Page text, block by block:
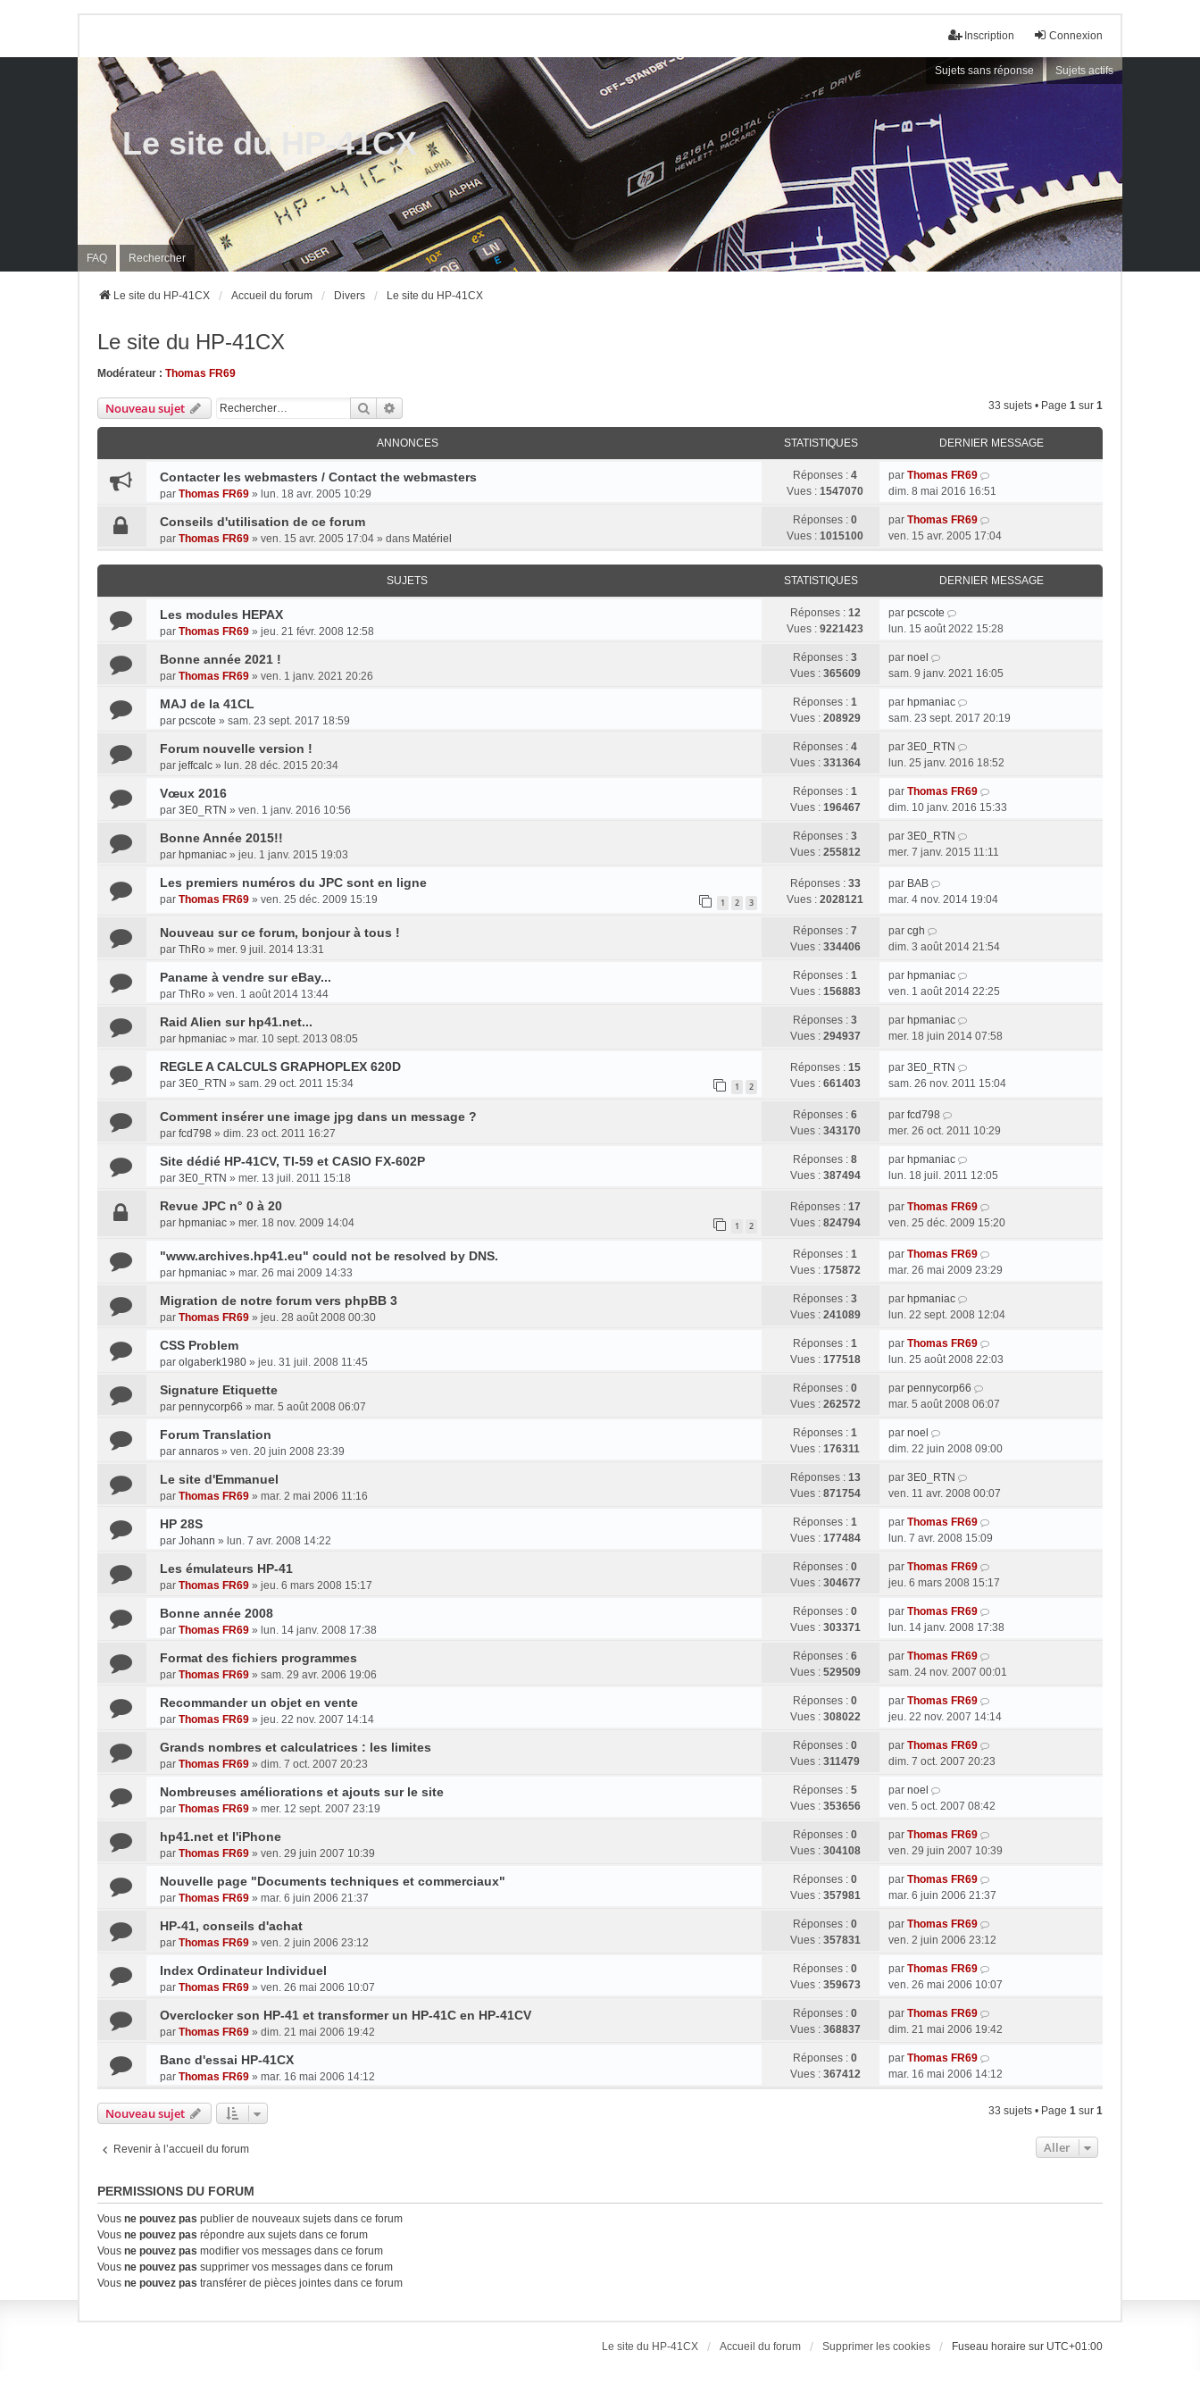
Connexion
Inscription
Sujets sans réponse Sujets actifs
FAQ Rechercher
Le site du HP-41CX
Le site du HP-41CX Accueil du forum Divers Le site du HP-41CX
Le site du HP-41CX
Modérateur : Thomas FR69
Nouveau sujet Rechercher 33 sujets • Page 1 sur 1
ANNONCES STATISTIQUES DERNIER MESSAGE
Contacter les webmasters / Contact the webmasters
par Thomas FR69 » lun. 18 avr. 2005 10:29
Réponses : 4
Vues : 1547070
par Thomas FR69
dim. 8 mai 2016 16:51
Conseils d'utilisation de ce forum
par Thomas FR69 » ven. 15 avr. 2005 17:04 » dans Matériel
Réponses : 0
Vues : 1015100
par Thomas FR69
ven. 15 avr. 2005 17:04
SUJETS STATISTIQUES DERNIER MESSAGE
Les modules HEPAX
par Thomas FR69 » jeu. 21 févr. 2008 12:58
Réponses : 12
Vues : 9221423
par pcscote
lun. 15 août 2022 15:28
Bonne année 2021 !
par Thomas FR69 » ven. 1 janv. 2021 20:26
Réponses : 3
Vues : 365609
par noel
sam. 9 janv. 2021 16:05
MAJ de la 41CL
par pcscote » sam. 23 sept. 2017 18:59
Réponses : 1
Vues : 208929
par hpmaniac
sam. 23 sept. 2017 20:19
Forum nouvelle version !
par jeffcalc » lun. 28 déc. 2015 20:34
Réponses : 4
Vues : 331364
par 3E0_RTN
lun. 25 janv. 2016 18:52
Vœux 2016
par 3E0_RTN » ven. 1 janv. 2016 10:56
Réponses : 1
Vues : 196467
par Thomas FR69
dim. 10 janv. 2016 15:33
Bonne Année 2015!!
par hpmaniac » jeu. 1 janv. 2015 19:03
Réponses : 3
Vues : 255812
par 3E0_RTN
mer. 7 janv. 2015 11:11
Les premiers numéros du JPC sont en ligne
par Thomas FR69 » ven. 25 déc. 2009 15:19 1 2 3
Réponses : 33
Vues : 2028121
par BAB
mar. 4 nov. 2014 19:04
Nouveau sur ce forum, bonjour à tous !
par ThRo » mer. 9 juil. 2014 13:31
Réponses : 7
Vues : 334406
par cgh
dim. 3 août 2014 21:54
Paname à vendre sur eBay...
par ThRo » ven. 1 août 2014 13:44
Réponses : 1
Vues : 156883
par hpmaniac
ven. 1 août 2014 22:25
Raid Alien sur hp41.net...
par hpmaniac » mar. 10 sept. 2013 08:05
Réponses : 3
Vues : 294937
par hpmaniac
mer. 18 juin 2014 07:58
REGLE A CALCULS GRAPHOPLEX 620D
par 3E0_RTN » sam. 29 oct. 2011 15:34 1 2
Réponses : 15
Vues : 661403
par 3E0_RTN
sam. 26 nov. 2011 15:04
Comment insérer une image jpg dans un message ?
par fcd798 » dim. 23 oct. 2011 16:27
Réponses : 6
Vues : 343170
par fcd798
mer. 26 oct. 2011 10:29
Site dédié HP-41CV, TI-59 et CASIO FX-602P
par 3E0_RTN » mer. 13 juil. 2011 15:18
Réponses : 8
Vues : 387494
par hpmaniac
lun. 18 juil. 2011 12:05
Revue JPC n° 0 à 20
par hpmaniac » mer. 18 nov. 2009 14:04 1 2
Réponses : 17
Vues : 824794
par Thomas FR69
ven. 25 déc. 2009 15:20
"www.archives.hp41.eu" could not be resolved by DNS.
par hpmaniac » mar. 26 mai 2009 14:33
Réponses : 1
Vues : 175872
par Thomas FR69
mar. 26 mai 2009 23:29
Migration de notre forum vers phpBB 3
par Thomas FR69 » jeu. 28 août 2008 00:30
Réponses : 3
Vues : 241089
par hpmaniac
lun. 22 sept. 2008 12:04
CSS Problem
par olgaberk1980 » jeu. 31 juil. 2008 11:45
Réponses : 1
Vues : 177518
par Thomas FR69
lun. 25 août 2008 22:03
Signature Etiquette
par pennycorp66 » mar. 5 août 2008 06:07
Réponses : 0
Vues : 262572
par pennycorp66
mar. 5 août 2008 06:07
Forum Translation
par annaros » ven. 20 juin 2008 23:39
Réponses : 1
Vues : 176311
par noel
dim. 22 juin 2008 09:00
Le site d'Emmanuel
par Thomas FR69 » mar. 2 mai 2006 11:16
Réponses : 13
Vues : 871754
par 3E0_RTN
ven. 11 avr. 2008 00:07
HP 28S
par Johann » lun. 7 avr. 2008 14:22
Réponses : 1
Vues : 177484
par Thomas FR69
lun. 7 avr. 2008 15:09
Les émulateurs HP-41
par Thomas FR69 » jeu. 6 mars 2008 15:17
Réponses : 0
Vues : 304677
par Thomas FR69
jeu. 6 mars 2008 15:17
Bonne année 2008
par Thomas FR69 » lun. 14 janv. 2008 17:38
Réponses : 0
Vues : 303371
par Thomas FR69
lun. 14 janv. 2008 17:38
Format des fichiers programmes
par Thomas FR69 » sam. 29 avr. 2006 19:06
Réponses : 6
Vues : 529509
par Thomas FR69
sam. 24 nov. 2007 00:01
Recommander un objet en vente
par Thomas FR69 » jeu. 22 nov. 2007 14:14
Réponses : 0
Vues : 308022
par Thomas FR69
jeu. 22 nov. 2007 14:14
Grands nombres et calculatrices : les limites
par Thomas FR69 » dim. 7 oct. 2007 20:23
Réponses : 0
Vues : 311479
par Thomas FR69
dim. 7 oct. 2007 20:23
Nombreuses améliorations et ajouts sur le site
par Thomas FR69 » mer. 12 sept. 2007 23:19
Réponses : 5
Vues : 353656
par noel
ven. 5 oct. 2007 08:42
hp41.net et l'iPhone
par Thomas FR69 » ven. 29 juin 2007 10:39
Réponses : 0
Vues : 304108
par Thomas FR69
ven. 29 juin 2007 10:39
Nouvelle page "Documents techniques et commerciaux"
par Thomas FR69 » mar. 6 juin 2006 21:37
Réponses : 0
Vues : 357981
par Thomas FR69
mar. 6 juin 2006 21:37
HP-41, conseils d'achat
par Thomas FR69 » ven. 2 juin 2006 23:12
Réponses : 0
Vues : 357831
par Thomas FR69
ven. 2 juin 2006 23:12
Index Ordinateur Individuel
par Thomas FR69 » ven. 26 mai 2006 10:07
Réponses : 0
Vues : 359673
par Thomas FR69
ven. 26 mai 2006 10:07
Overclocker son HP-41 et transformer un HP-41C en HP-41CV
par Thomas FR69 » dim. 21 mai 2006 19:42
Réponses : 0
Vues : 368837
par Thomas FR69
dim. 21 mai 2006 19:42
Banc d'essai HP-41CX
par Thomas FR69 » mar. 16 mai 2006 14:12
Réponses : 0
Vues : 367412
par Thomas FR69
mar. 16 mai 2006 14:12
Nouveau sujet 33 sujets • Page 1 sur 1
Revenir à l’accueil du forum Aller
PERMISSIONS DU FORUM
Vous ne pouvez pas publier de nouveaux sujets dans ce forum
Vous ne pouvez pas répondre aux sujets dans ce forum
Vous ne pouvez pas modifier vos messages dans ce forum
Vous ne pouvez pas supprimer vos messages dans ce forum
Vous ne pouvez pas transférer de pièces jointes dans ce forum
Le site du HP-41CX Accueil du forum Supprimer les cookies Fuseau horaire sur UTC+01:00